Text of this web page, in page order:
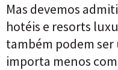
Mas devemos
hotéis e resorts
também podem ser
importa menos